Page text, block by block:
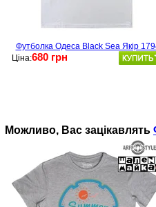
Футболка Одеса Black Sea Якір
Ціна:680 грн
Можливо, Ваc зацікавлять